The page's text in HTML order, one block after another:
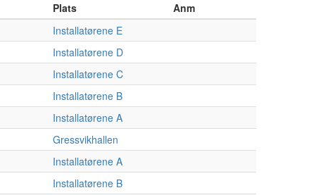
Plats
Anm
Installatørene E
Installatørene D
Installatørene C
Installatørene B
Installatørene A
Gressvikhallen
Installatørene A
Installatørene B